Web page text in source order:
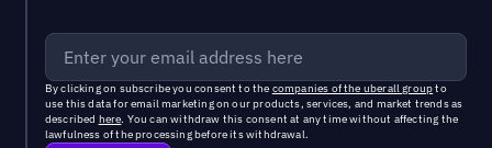
By clicking on subscribe you consent to the companies of the uberall groupto
use this data for email marketing on our products, services, and market trends as
described here. You can withdraw this consent at any time without affecting the
lawfulness of the processing before its withdrawal.